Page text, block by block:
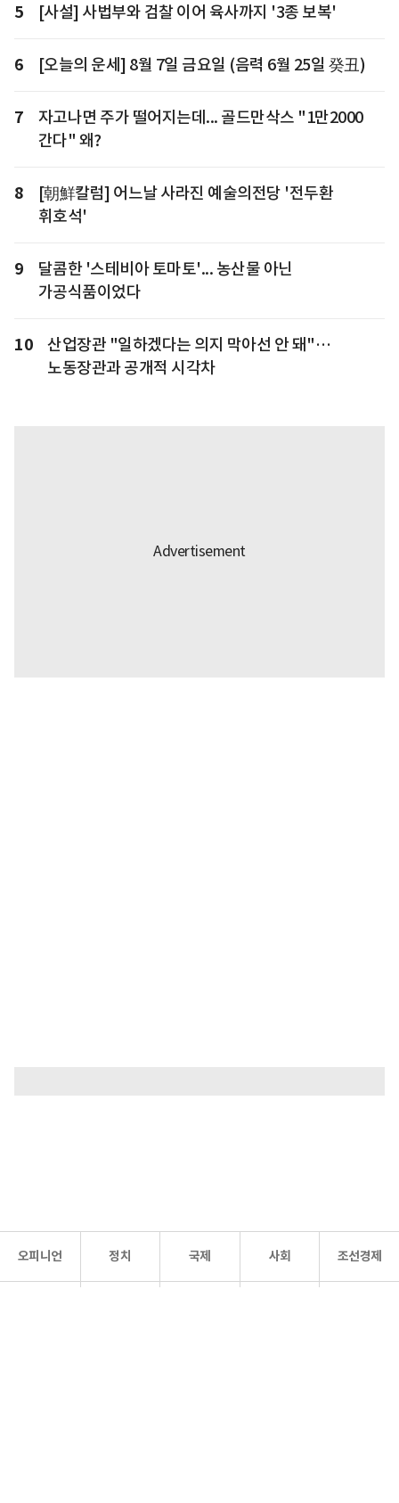
5 [사설] 사법부와 검찰 이어 육사까지 '3종 보복'
6 [오늘의 운세] 8월 7일 금요일 (음력 6월 25일 癸丑)
7
자고나면 주가 떨어지는데... 골드만삭스 "1만2000
간다" 왜?
8
[朝鮮칼럼] 어느날 사라진 예술의전당 '전두환
휘호석'
9
달콤한 '스테비아 토마토'... 농산물 아닌
가공식품이었다
10
산업장관 "일하겠다는 의지 막아선 안 돼"…
노동장관과 공개적 시각차
오피니언 정치 국제 사회 조선경제